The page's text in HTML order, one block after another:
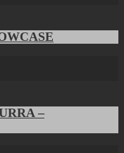
–